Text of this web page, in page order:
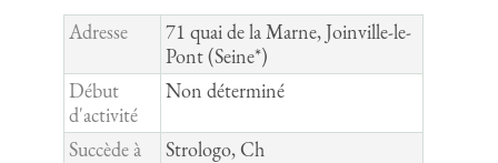
Adresse
71 quai de la Marne, Joinville-le-
Pont (Seine*)
Début
d'activité
Non déterminé
Succède à
Strologo, Ch